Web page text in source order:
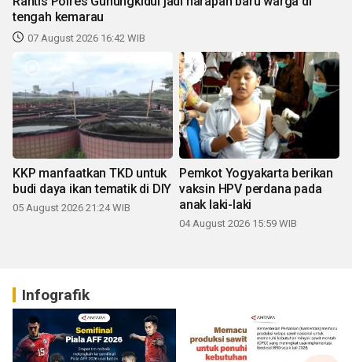
tengah kemarau
07 August 2026 16:42 WIB
KKP manfaatkan TKD untuk
budi daya ikan tematik di DIY
05 August 2026 21:24 WIB
Pemkot Yogyakarta berikan
vaksin HPV perdana pada
anak laki-laki
04 August 2026 15:59 WIB
Infografik